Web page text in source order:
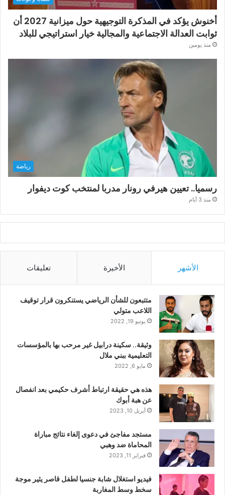
أخنوش يؤكد في المذكرة التوجيهية حول ميزانية 2027 أن
ثوابت العدالة الاجتماعية والمجالية خيار استراتيجي للبلاد
منذ يومين
رياضة
رسميا.. تعيين هيرفي رونار مدربا لمنتخب كوت ديفوار
منذ 3 أيام
الأشهر الأخيرة تعليقات
متتبعون للشأن الرياضي يستنكرون قرار توقيف
اللاعب متولي
يونيو 19, 2022
وثيقة.. سكينة درابيل غير مرحب بها بالمؤسسات
التعليمية ببني ملال
مايو 6, 2022
هذه هي حقيقة ارتباط أشرف حكيمي بعد انفصال
عن هبة أبوك
أبريل 10, 2023
مستجد مفاجئ في دعوى إلغاء نتائج مباراة
المحاماة ضد وهبي
فبراير 11, 2023
فيديو استغلال شابة جنسيا لطفل قاصر يثير موجة
سخط وسط المغاربة